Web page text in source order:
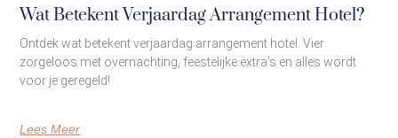
Wat Betekent Verjaardag Arrangement Hotel?
Ontdek wat betekent verjaardag arrangement hotel. Vier
zorgeloos met overnachting, feestelijke extra’s en alles wordt
voor je geregeld!
Lees Meer